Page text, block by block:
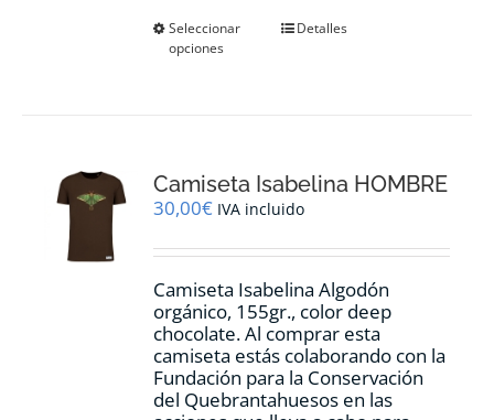
Seleccionar
opciones
Este
se
pueden
en
página
de
producto
Detalles
Camiseta Isabelina HOMBRE
30,00€ IVA incluido
Camiseta Isabelina Algodón
orgánico, 155gr., color deep
chocolate.Al comprar esta
camiseta estás colaborando con la
Fundación para la Conservación
del Quebrantahuesos en las